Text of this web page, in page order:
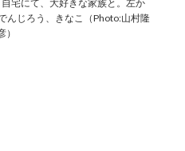
宅にて、大好きな家族と。左か
んじろう、きなこ（Photo:山村隆
）